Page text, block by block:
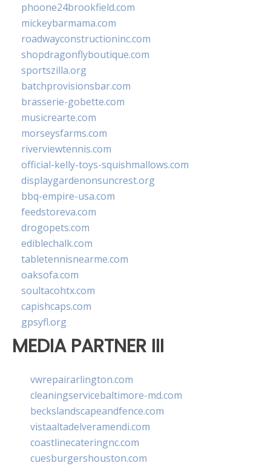
phoone24brookfield.com
mickeybarmama.com
roadwayconstructioninc.com
shopdragonflyboutique.com
sportszilla.org
batchprovisionsbar.com
brasserie-gobette.com
musicrearte.com
morseysfarms.com
riverviewtennis.com
official-kelly-toys-squishmallows.com
displaygardenonsuncrest.org
bbq-empire-usa.com
feedstoreva.com
drogopets.com
ediblechalk.com
tabletennisnearme.com
oaksofa.com
soultacohtx.com
capishcaps.com
gpsyfl.org
MEDIA PARTNER III
vwrepairarlington.com
cleaningservicebaltimore-md.com
beckslandscapeandfence.com
vistaaltadelveramendi.com
coastlinecateringnc.com
cuesburgershouston.com